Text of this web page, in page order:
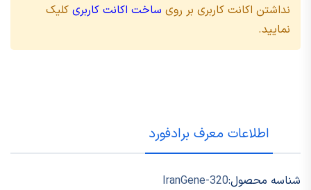
نداشتن اکانت کاربری بر روی ساخت اکانت کاربری کلیک
نمایید.
اطلاعات معرف برادفورد
شناسه محصول:IranGene-320